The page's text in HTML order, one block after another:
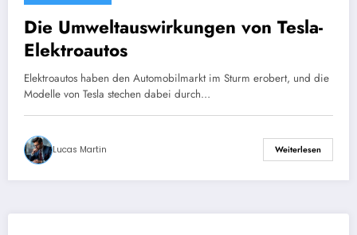
Die Umweltauswirkungen von Tesla-
Elektroautos
Elektroautos haben den Automobilmarkt im Sturm erobert, und die
Modelle von Tesla stechen dabei durch…
Lucas Martin Weiterlesen